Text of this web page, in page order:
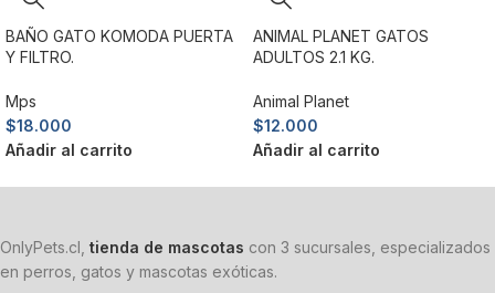
BAÑO GATO KOMODA PUERTA
Y FILTRO.
Mps
$18.000
Añadir al carrito
ANIMAL PLANET GATOS
ADULTOS 2.1 KG.
Animal Planet
$12.000
Añadir al carrito
OnlyPets.cl, tienda de mascotas con 3 sucursales, especializados
en perros, gatos y mascotas exóticas.